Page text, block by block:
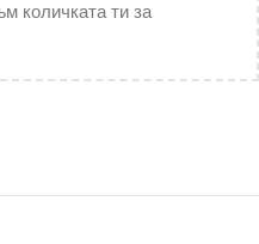
количката ти за